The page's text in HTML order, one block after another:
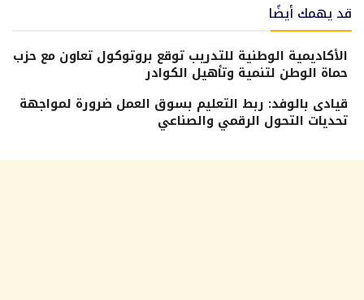
قد يهمك أيضًا
الأكاديمية الوطنية للتدريب توقع بروتوكول تعاون مع حزب
حماة الوطن لتنمية وتأهيل الكوادر
قيادى بالوفد: ربط التعليم بسوق العمل ضرورة لمواجهة
تحديات التحول الرقمي والصناعي